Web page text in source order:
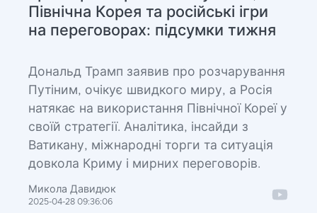
Північна Корея та російські ігри
на переговорах: підсумки тижня
Дональд Трамп заявив про розчарування
Путіним, очікує швидкого миру, а Росія
натякає на використання Північної Кореї у
своїй стратегії. Аналітика, інсайди з
Ватикану, міжнародні торги та ситуація
довкола Криму і мирних переговорів.
Микола Давидюк
2025-04-28 09:36:06